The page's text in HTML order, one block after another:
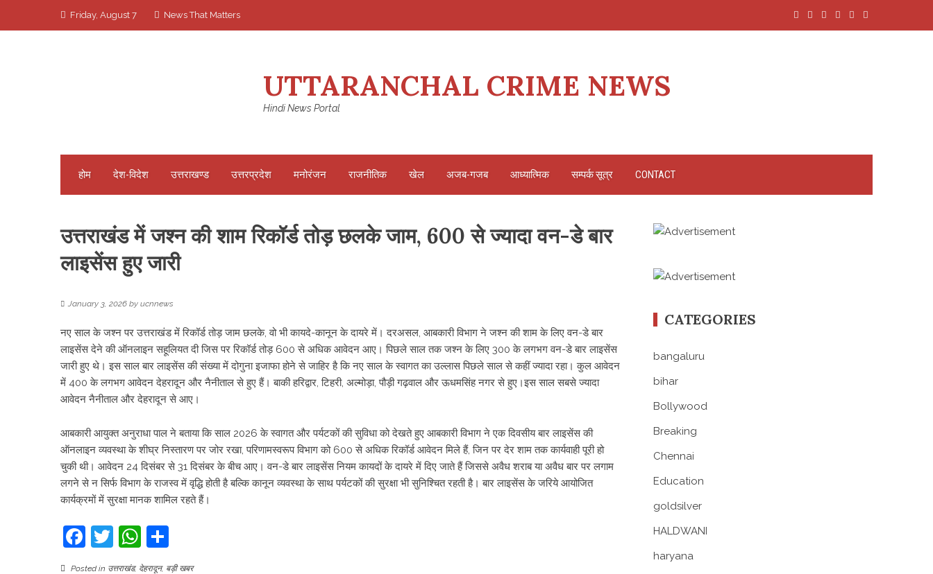
Friday, August 7 News That Matters
UTTARANCHAL CRIME NEWS
Hindi News Portal
होम देश-विदेश उत्तराखण्ड उत्तरप्रदेश मनोरंजन राजनीतिक खेल अजब-गजब आध्यात्मिक सम्पर्क सूत्र CONTACT
उत्तराखंड में जश्न की शाम रिकॉर्ड तोड़ छलके जाम, 600 से ज्यादा वन-डे बार
लाइसेंस हुए जारी
January 3, 2026 by ucnnews
नए साल के जश्न पर उत्तराखंड में रिकॉर्ड तोड़ जाम छलके, वो भी कायदे-कानून के दायरे में। दरअसल, आबकारी विभाग ने जश्न की शाम के लिए वन-डे बार
लाइसेंस देने की ऑनलाइन सहूलियत दी जिस पर रिकॉर्ड तोड़ 600 से अधिक आवेदन आए। पिछले साल तक जश्न के लिए 300 के लगभग वन-डे बार लाइसेंस
जारी हुए थे। इस साल बार लाइसेंस की संख्या में दोगुना इजाफा होने से जाहिर है कि नए साल के स्वागत का उल्लास पिछले साल से कहीं ज्यादा रहा। कुल आवेदन
में 400 के लगभग आवेदन देहरादून और नैनीताल से हुए हैं। बाकी हरिद्वार, टिहरी, अल्मोड़ा, पौड़ी गढ़वाल और ऊधमसिंह नगर से हुए।इस साल सबसे ज्यादा
आवेदन नैनीताल और देहरादून से आए।
आबकारी आयुक्त अनुराधा पाल ने बताया कि साल 2026 के स्वागत और पर्यटकों की सुविधा को देखते हुए आबकारी विभाग ने एक दिवसीय बार लाइसेंस की
ऑनलाइन व्यवस्था के शीघ्र निस्तारण पर जोर रखा, परिणामस्वरूप विभाग को 600 से अधिक रिकॉर्ड आवेदन मिले हैं, जिन पर देर शाम तक कार्यवाही पूरी हो
चुकी थी। आवेदन 24 दिसंबर से 31 दिसंबर के बीच आए। वन-डे बार लाइसेंस नियम कायदों के दायरे में दिए जाते हैं जिससे अवैध शराब या अवैध बार पर लगाम
लगने से न सिर्फ विभाग के राजस्व में वृद्धि होती है बल्कि कानून व्यवस्था के साथ पर्यटकों की सुरक्षा भी सुनिश्चित रहती है। बार लाइसेंस के जरिये आयोजित
कार्यक्रमों में सुरक्षा मानक शामिल रहते हैं।
Facebook
TwitterWhatsApp
Posted in उत्तराखंड, देहरादून, बड़ी खबर
CATEGORIES
bangaluru
bihar
Bollywood
Breaking
Chennai
Education
goldsilver
HALDWANI
haryana